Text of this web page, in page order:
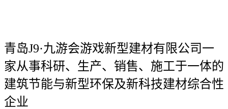
青岛J9·九游会游戏新型建材有限公司一
家从事科研、生产、销售、施工于一体的
建筑节能与新型环保及新科技建材综合性
企业